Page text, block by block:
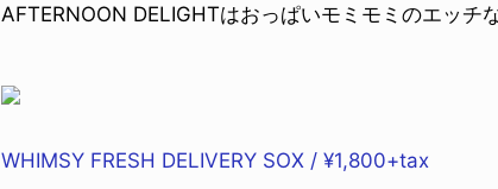
AFTERNOON DELIGHTはおっぱいモミモミのエッチ
WHIMSY FRESH DELIVERY SOX / ¥1,800+tax